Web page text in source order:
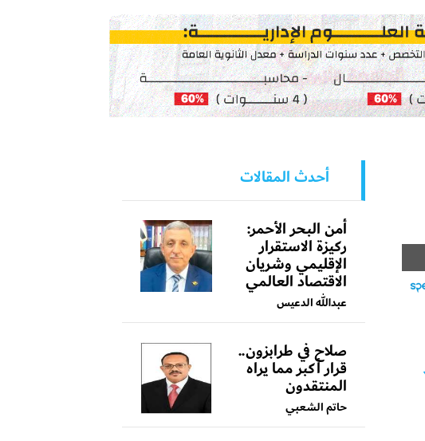
أحدث المقالات
أمن البحر الأحمر:
ركيزة الاستقرار
الإقليمي وشريان
الاقتصاد العالمي
عبدالله الدعيس
صلاح في طرابزون..
قرار أكبر مما يراه
المنتقدون
حاتم الشعبي